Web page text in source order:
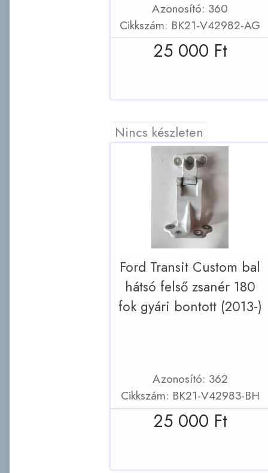
Azonosító: 360
Cikkszám: BK21-V42982-AG
25 000 Ft
Nincs készleten
Ford Transit Custom bal
hátsó felső zsanér 180
fok gyári bontott (2013-)
Azonosító: 362
Cikkszám: BK21-V42983-BH
25 000 Ft